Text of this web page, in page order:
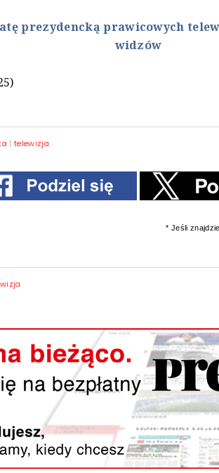
prezydencką prawicowych
widzów
| telewizja
* Jeśli